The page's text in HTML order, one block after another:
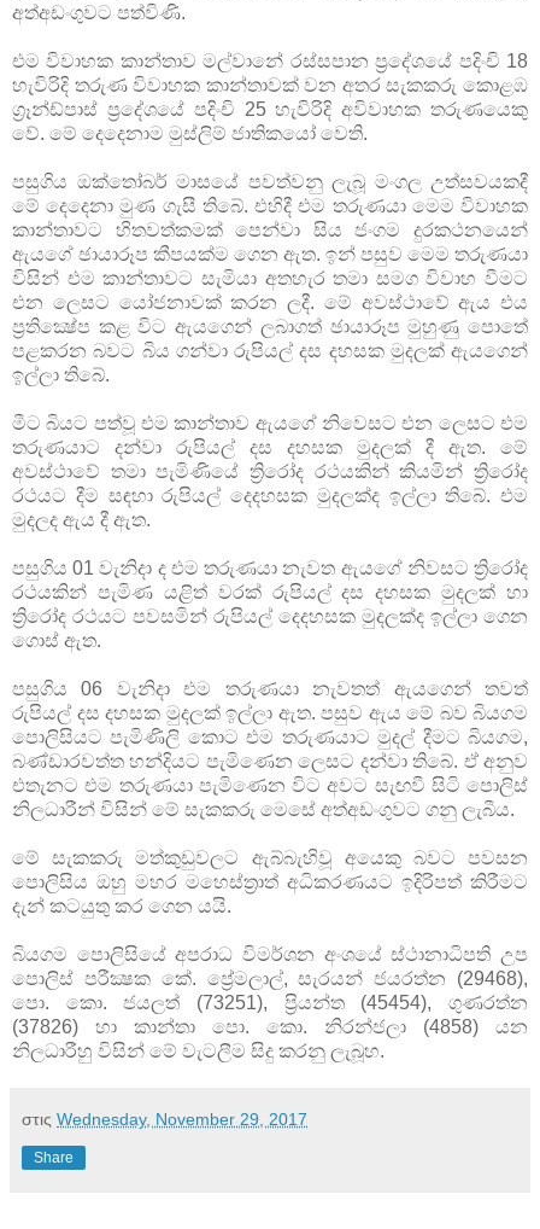
අත්අඩංගුවට පත්විණි.
එම විවාහක කාන්තාව මල්වානේ රස්‌සපාන ප්‍රදේශයේ පදිංචි 18
හැවිරිදි තරුණ විවාහක කාන්තාවක්‌ වන අතර සැකකරු කොළඹ
ග්‍රෑන්ඩ්පාස්‌ ප්‍රදේශයේ පදිංචි 25 හැවිරිදි අවිවාහක තරුණයෙකු
වේ. මේ දෙදෙනාම මුස්‌ලිම් ජාතිකයෝ වෙති.
පසුගිය ඔක්‌තෝබර් මාසයේ පවත්වනු ලැබූ මංගල උත්සවයකදී
මේ දෙදෙනා මුණ ගැසී තිබේ. එහිදී එම තරුණයා මෙම විවාහක
කාන්තාවට හිතවත්කමක්‌ පෙන්වා සිය ජංගම දුරකථනයෙන්
ඇයගේ ඡායාරූප කීපයක්‌ම ගෙන ඇත. ඉන් පසුව මෙම තරුණයා
විසින් එම කාන්තාවට සැමියා අතහැර තමා සමග විවාහ වීමට
එන ලෙසට යෝජනාවක්‌ කරන ලදී. මේ අවස්‌ථාවේ ඇය එය
ප්‍රතික්‍ෂේප කළ විට ඇයගෙන් ලබාගත් ඡායාරූප මුහුණු පොතේ
පළකරන බවට බිය ගන්වා රුපියල් දස දහසක මුදලක්‌ ඇයගෙන්
ඉල්ලා තිබේ.
මීට බියට පත්වූ එම කාන්තාව ඇයගේ නිවෙසට එන ලෙසට එම
තරුණයාට දන්වා රුපියල් දස දහසක මුදලක්‌ දී ඇත. මේ
අවස්‌ථාවේ තමා පැමිණියේ ත්‍රිරෝද රථයකින් කියමින් ත්‍රිරෝද
රථයට දීම සඳහා රුපියල් දෙදහසක මුදලක්‌ද ඉල්ලා තිබේ. එම
මුදලද ඇය දී ඇත.
පසුගිය 01 වැනිදා ද එම තරුණයා නැවත ඇයගේ නිවසට ත්‍රිරෝද
රථයකින් පැමිණ යළිත් වරක්‌ රුපියල් දස දහසක මුදලක්‌ හා
ත්‍රිරෝද රථයට පවසමින් රුපියල් දෙදහසක මුදලක්‌ද ඉල්ලා ගෙන
ගොස්‌ ඇත.
පසුගිය 06 වැනිදා එම තරුණයා නැවතත් ඇයගෙන් තවත්
රුපියල් දස දහසක මුදලක්‌ ඉල්ලා ඇත. පසුව ඇය මේ බව බියගම
පොලිසියට පැමිණිලි කොට එම තරුණයාට මුදල් දීමට බියගම,
බණ්‌ඩාරවත්ත හන්දියට පැමිණෙන ලෙසට දන්වා තිබේ. ඒ අනුව
එතැනට එම තරුණයා පැමිණෙන විට අවට සැඟවී සිටි පොලිස්‌
නිලධාරීන් විසින් මේ සැකකරු මෙසේ අත්අඩංගුවට ගනු ලැබීය.
මේ සැකකරු මත්කුඩුවලට ඇබ්බැහිවූ අයෙකු බවට පවසන
පොලිසිය ඔහු මහර මහෙස්‌ත්‍රාත් අධිකරණයට ඉදිරිපත් කිරීමට
දැන් කටයුතු කර ගෙන යයි.
බියගම පොලිසියේ අපරාධ විමර්ශන අංශයේ ස්‌ථානාධිපති උප
පොලිස්‌ පරීක්‍ෂක කේ. ප්‍රේමලාල්, සැරයන් ජයරත්න (29468),
පො. කො. ජයලත් (73251), ප්‍රියන්ත (45454), ගුණරත්න
(37826) හා කාන්තා පො. කො. නිරන්ජලා (4858) යන
නිලධාරීහු විසින් මේ වැටලීම සිදු කරනු ලැබූහ.
στις Wednesday, November 29, 2017
Share